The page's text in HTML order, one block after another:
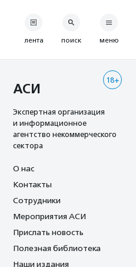
лента поиск меню
18+
АСИ
Экспертная организация
и информационное
агентство некоммерческого
сектора
О нас
Контакты
Сотрудники
Мероприятия АСИ
Прислать новость
Полезная библиотека
Наши издания